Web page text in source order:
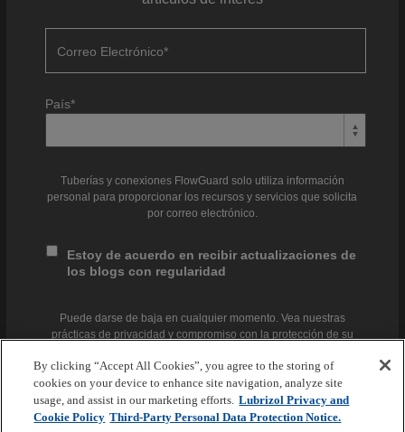
Correo Electrónico*
País*
Tuberías y conexiones FlowGuard solo utiliza información
personal para proporcionar los recursos y servicios que solicita
por correo electrónico.
Estoy de acuerdo en recibir actualizaciones de
los blogs con regularidad
Puede darse de baja en cualquier momento. Vea nuestras
prácticas de privacidad y compromiso con la protección de su
By clicking “Accept All Cookies”, you agree to the storing of
cookies on your device to enhance site navigation, analyze site
usage, and assist in our marketing efforts. Lubrizol Privacy and
Cookie Policy Third-Party Personal Data Protection Notice.